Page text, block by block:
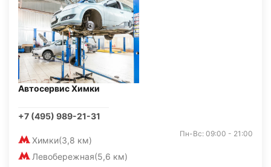
Автосервис Химки
+7 (495) 989-21-31
Химки(3,8 км)
Левобережная(5,6 км)
Пн-Вс: 09:00 - 21:00